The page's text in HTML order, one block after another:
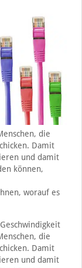
die
Damit
und damit
können,
worauf es
die
Damit
und damit